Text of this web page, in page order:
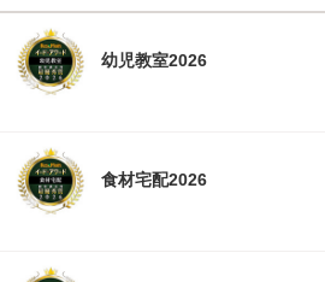
幼児教室2026
食材宅配2026